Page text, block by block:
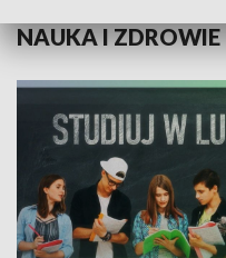
NAUKA I ZDROWIE